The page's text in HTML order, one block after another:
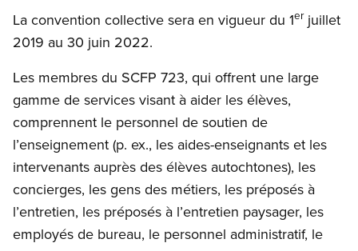
La convention collective sera en vigueur du 1erjuillet
2019 au 30 juin 2022.
Les membres du SCFP 723, qui offrent une large
gamme de services visant à aider les élèves,
comprennent le personnel de soutien de
l’enseignement (p. ex., les aides-enseignants et les
intervenants auprès des élèves autochtones), les
concierges, les gens des métiers, les préposés à
l’entretien, les préposés à l’entretien paysager, les
employés de bureau, le personnel administratif, le